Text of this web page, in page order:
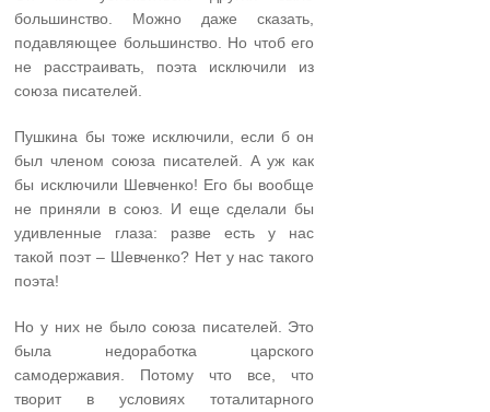
большинство. Можно даже сказать,
подавляющее большинство. Но чтоб его
не расстраивать, поэта исключили из
союза писателей.
Пушкина бы тоже исключили, если б он
был членом союза писателей. А уж как
бы исключили Шевченко! Его бы вообще
не приняли в союз. И еще сделали бы
удивленные глаза: разве есть у нас
такой поэт – Шевченко? Нет у нас такого
поэта!
Но у них не было союза писателей. Это
была недоработка царского
самодержавия. Потому что все, что
творит в условиях тоталитарного